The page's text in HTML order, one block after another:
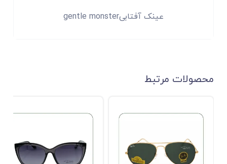
عینک آفتابیgentle monster
محصولات مرتبط